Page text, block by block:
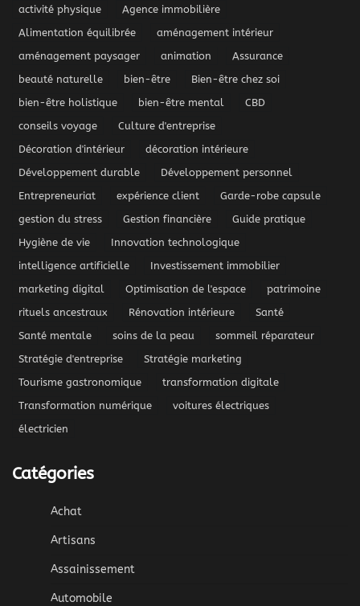
activité physique
Agence immobilière
Alimentation équilibrée
aménagement intérieur
aménagement paysager
animation
Assurance
beauté naturelle
bien-être
Bien-être chez soi
bien-être holistique
bien-être mental
CBD
conseils voyage
Culture d'entreprise
Décoration d'intérieur
décoration intérieure
Développement durable
Développement personnel
Entrepreneuriat
expérience client
Garde-robe capsule
gestion du stress
Gestion financière
Guide pratique
Hygiène de vie
Innovation technologique
intelligence artificielle
Investissement immobilier
marketing digital
Optimisation de l'espace
patrimoine
rituels ancestraux
Rénovation intérieure
Santé
Santé mentale
soins de la peau
sommeil réparateur
Stratégie d'entreprise
Stratégie marketing
Tourisme gastronomique
transformation digitale
Transformation numérique
voitures électriques
électricien
Catégories
Achat
Artisans
Assainissement
Automobile